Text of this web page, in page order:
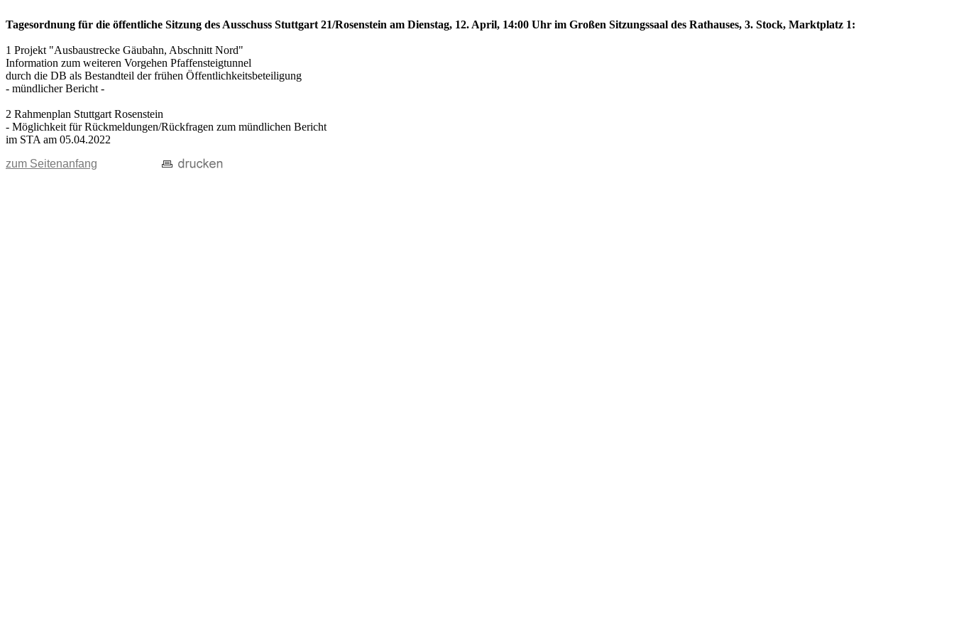
Tagesordnung für die öffentliche Sitzung des Ausschuss Stuttgart 21/Rosenstein am Dienstag, 12. April, 14:00 Uhr im Großen Sitzungssaal des Rathauses, 3. Stock, Marktplatz 1:
1 Projekt "Ausbaustrecke Gäubahn, Abschnitt Nord"
Information zum weiteren Vorgehen Pfaffensteigtunnel
durch die DB als Bestandteil der frühen Öffentlichkeitsbeteiligung
- mündlicher Bericht -
2 Rahmenplan Stuttgart Rosenstein
- Möglichkeit für Rückmeldungen/Rückfragen zum mündlichen Bericht
im STA am 05.04.2022
zum Seitenanfang